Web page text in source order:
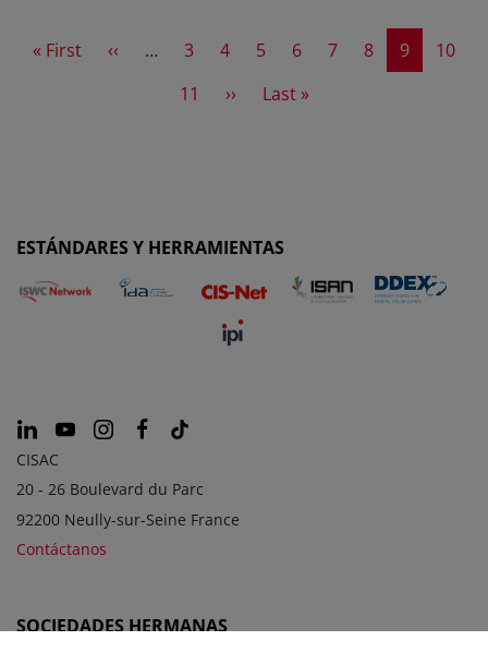
First page
« First Previous page
‹‹ … Page
3 Page
4 Page
5 Page
6 Page
7 Page
8 Current
9 Page
10
Page
11 Next page
›› Last page
Last »
ESTÁNDARES Y HERRAMIENTAS
CISAC
20 - 26 Boulevard du Parc
92200 Neully-sur-Seine France
Contáctanos
SOCIEDADES HERMANAS